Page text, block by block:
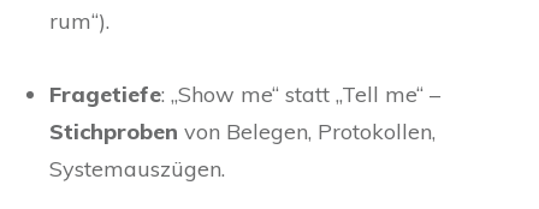
Risikobasiert planen
Fragetiefe: „Show me“ statt „Tell me“ –
Stichprobenvon Belegen, Protokollen,